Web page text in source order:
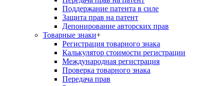
Поддержание патента в силе
Защита прав на патент
Депонирование авторских прав
Товарные знаки+
Регистрация товарного знака
Калькулятор стоимости регистрации
Международная регистрация
Проверка товарного знака
Передача прав